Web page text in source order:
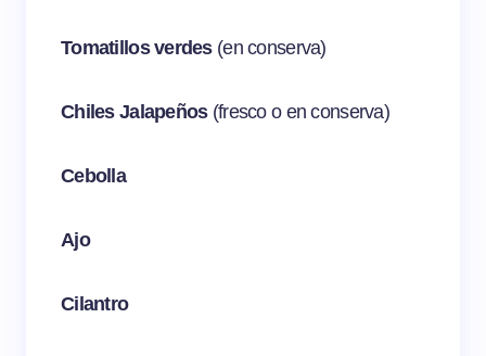
Tomatillos verdes (en conserva)
Chiles Jalapeños (fresco o en conserva)
Cebolla
Ajo
Cilantro